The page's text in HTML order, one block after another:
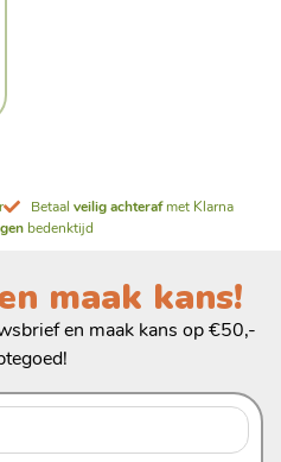
Betaal veilig achterafmet Klarna
bedenktijd
maak kans!
en maak kans op €50,-